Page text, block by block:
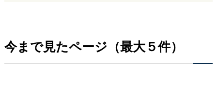
今まで見たページ（最大５件）